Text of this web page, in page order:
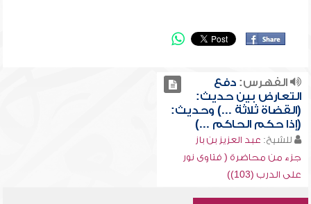
الفهرس:دفع
التعارض بين حديث:
(القضاة ثلاثة ...) وحديث:
(إذا حكم الحاكم ...)
للشيخ: عبد العزيز بن باز
جزء من محاضرة ( فتاوى نور
على الدرب (103))